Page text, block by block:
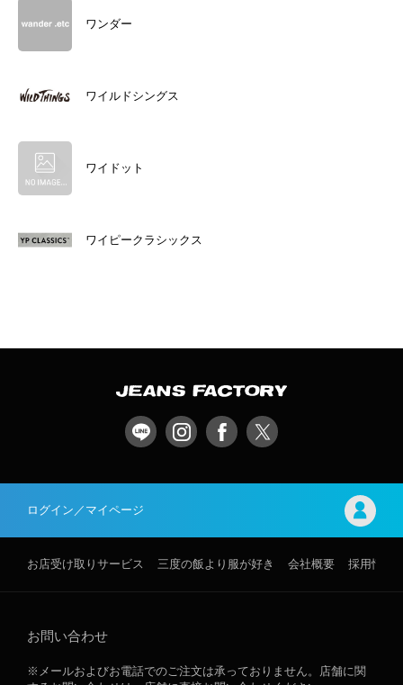
ワンダー
ワイルドシングス
ワイドット
ワイピークラシックス
ログイン／マイページ
お店受け取りサービス 三度の飯より服が好き 会社概要 採用情報
お問い合わせ
※メールおよびお電話でのご注文は承っておりません。店舗に関